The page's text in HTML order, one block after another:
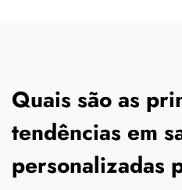
Quais são as
tendências em
personalizadas